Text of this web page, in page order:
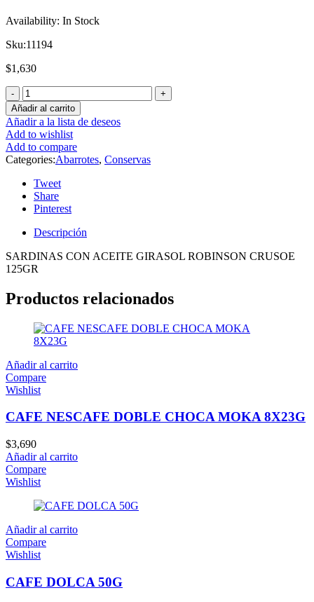
Availability: In Stock
Sku:11194
$1,630
Añadir al carrito
Añadir a la lista de deseos
Add to wishlist
Add to compare
Categories:Abarrotes, Conservas
Tweet
Share
Pinterest
Descripción
SARDINAS CON ACEITE GIRASOL ROBINSON CRUSOE
125GR
Productos relacionados
Añadir al carrito
Compare
Wishlist
CAFE NESCAFE DOBLE CHOCA MOKA 8X23G
$3,690
Añadir al carrito
Compare
Wishlist
Añadir al carrito
Compare
Wishlist
CAFE DOLCA 50G